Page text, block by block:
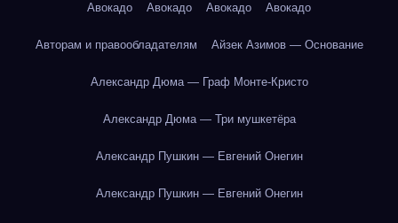
Авокадо Авокадо Авокадо Авокадо
Авторам и правообладателям Айзек Азимов — Основание
Александр Дюма — Граф Монте-Кристо
Александр Дюма — Три мушкетёра
Александр Пушкин — Евгений Онегин
Александр Пушкин — Евгений Онегин